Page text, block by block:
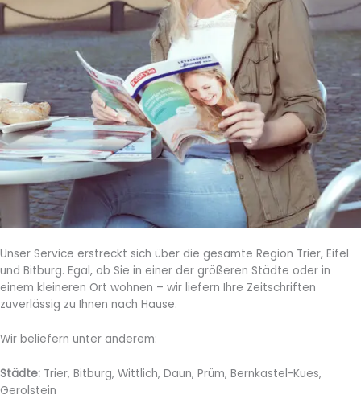
Unser Service erstreckt sich über die gesamte Region Trier, Eifel
und Bitburg. Egal, ob Sie in einer der größeren Städte oder in
einem kleineren Ort wohnen – wir liefern Ihre Zeitschriften
zuverlässig zu Ihnen nach Hause.
Wir beliefern unter anderem:
Städte: Trier, Bitburg, Wittlich, Daun, Prüm, Bernkastel-Kues,
Gerolstein